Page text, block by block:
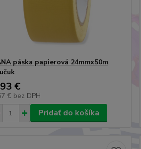
páska papierová 24mmx50m
€
€ bez DPH
Pridať do košíka